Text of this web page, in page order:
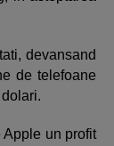
devansand
de telefoane
un profit